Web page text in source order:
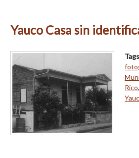
Yauco Casa sin
Rico,